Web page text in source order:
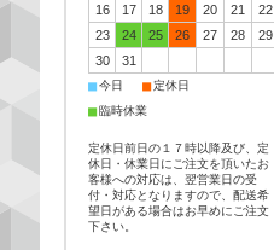
16
17 18 19 20 21
22
23
24 25 26 27 28
29
30
31
■今日 ■定休日
■臨時休業
定休日前日の１７時以降及び、定
休日・休業日にご注文を頂いたお
客様への対応は、翌営業日の受
付・対応となりますので、配送希
望日がある場合はお早めにご注文
下さい。